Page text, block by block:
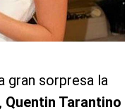
gran sorpresa la
Quentin Tarantino